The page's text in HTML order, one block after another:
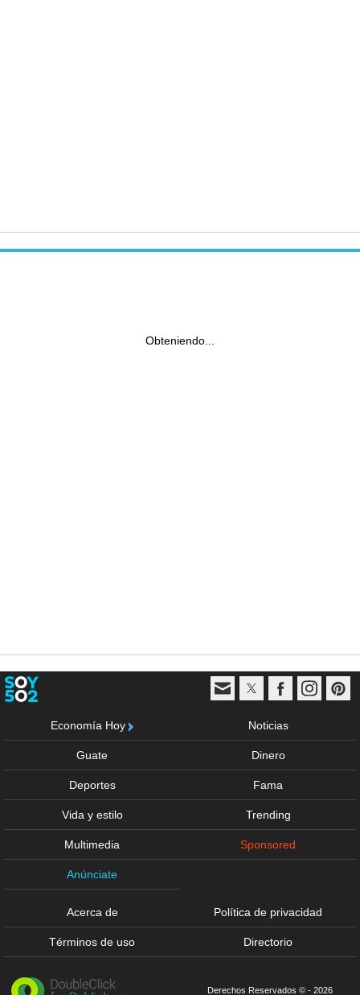
Obteniendo...
Economía Hoy Noticias
Guate Dinero
Deportes Fama
Vida y estilo Trending
Multimedia Sponsored
Anúnciate
Acerca de Política de privacidad
Términos de uso Directorio
Derechos Reservados © - 2026